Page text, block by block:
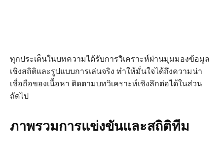
ทุกประเด็นในบทความได้รับการวิเคราะห์ผ่านมุมมองข้อมูล
เชิงสถิติและรูปแบบการเล่นจริง ทำให้มั่นใจได้ถึงความน่า
เชื่อถือของเนื้อหา ติดตามบทวิเคราะห์เชิงลึกต่อได้ในส่วน
ถัดไป
ภาพรวมการแข่งขันและสถิติทีม